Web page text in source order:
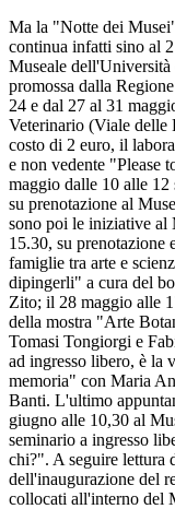
Ma la "Notte dei
continua infatti sino al
Museale dell'Università
promossa dalla
24 e dal 27 al 31
Veterinario (Viale delle
costo di 2 euro, il
e non vedente "Please
maggio dalle 10 alle 12
su prenotazione al
sono poi le iniziative al
15.30, su prenotazione
famiglie tra arte e
dipingerli" a cura del
Zito; il 28 maggio alle
della mostra "Arte
Tomasi Tongiorgi e
ad ingresso libero, è la
memoria" con Maria
Banti. L'ultimo
giugno alle 10,30 al
seminario a ingresso
chi?". A seguire lettura
dell'inaugurazione del
collocati all'interno del